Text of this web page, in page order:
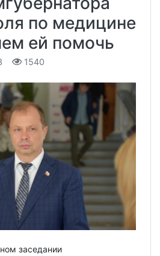
по медицине
ей помочь
1540
заседании